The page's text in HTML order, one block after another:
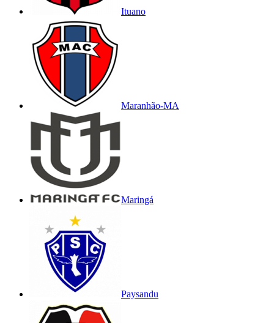
Ituano
Maranhão-MA
Maringá
Paysandu